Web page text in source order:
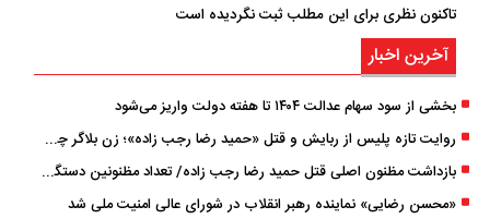
تاکنون نظری برای این مطلب ثبت نگردیده است
آخرین اخبار
بخشی از سود سهام عدالت ۱۴۰۴ تا هفته دولت واریز می‌شود
روایت تازه پلیس از ربایش و قتل «حمید رضا رجب ‌زاده»؛ زن بلاگر چگونه مداح جوان را به دام انداخت؟
بازداشت مظنون اصلی قتل حمید رضا رجب‌ زاده/ تعداد مظنونین دستگیر شده به ۵ نفر رسید
«محسن رضایی» نماینده رهبر انقلاب در شورای عالی امنیت ملی شد